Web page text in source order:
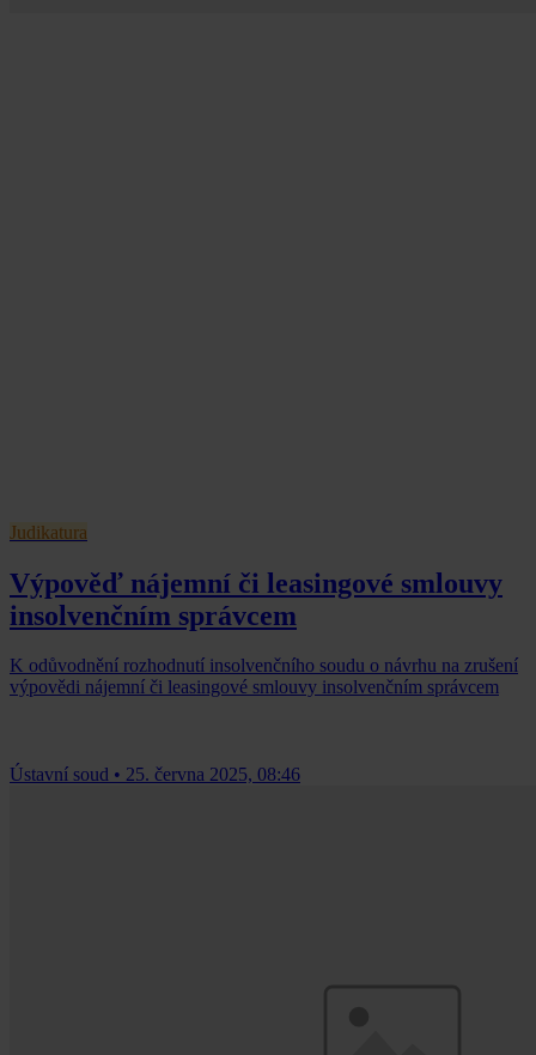
Judikatura
Výpověď nájemní či leasingové smlouvy
insolvenčním správcem
K odůvodnění rozhodnutí insolvenčního soudu o návrhu na zrušení
výpovědi nájemní či leasingové smlouvy insolvenčním správcem
Ústavní soud • 25. června 2025, 08:46